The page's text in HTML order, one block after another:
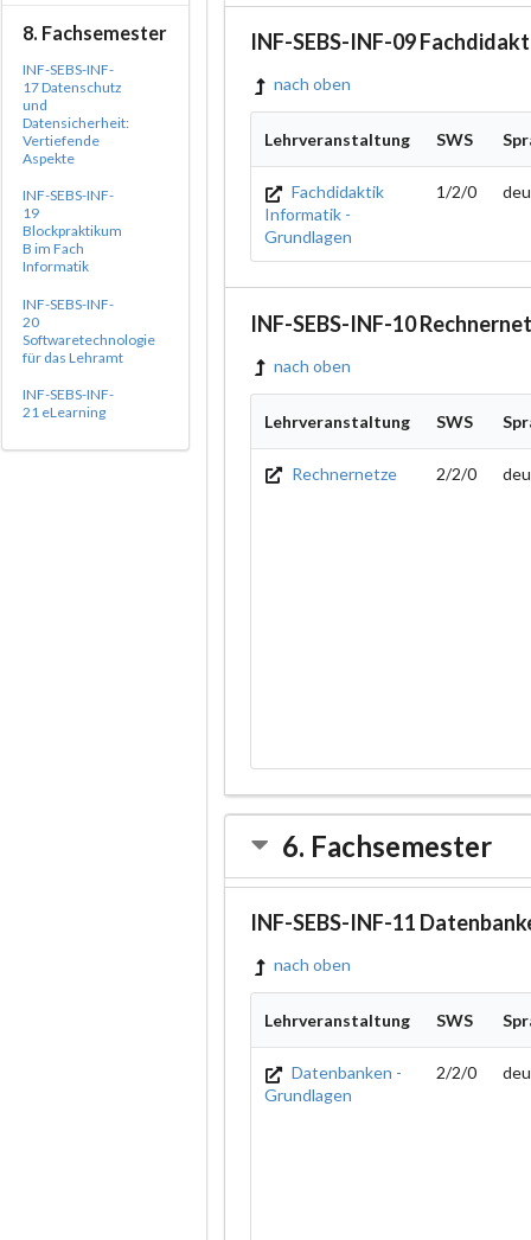
8. Fachsemester
INF-SEBS-INF-
17 Datenschutz
und
Datensicherheit:
Vertiefende
Aspekte
INF-SEBS-INF-
19
Blockpraktikum
B im Fach
Informatik
INF-SEBS-INF-
20
Softwaretechnologie
für das Lehramt
INF-SEBS-INF-
21 eLearning
INF-SEBS-INF-09
nach oben
Lehrveranstaltung SWS
Fachdidaktik
Informatik -
Grundlagen
1/2/0
INF-SEBS-INF-10
nach oben
Lehrveranstaltung SWS
Rechnernetze 2/2/0
6. Fachsemester
INF-SEBS-INF-11
nach oben
Lehrveranstaltung SWS
Datenbanken -
Grundlagen
2/2/0